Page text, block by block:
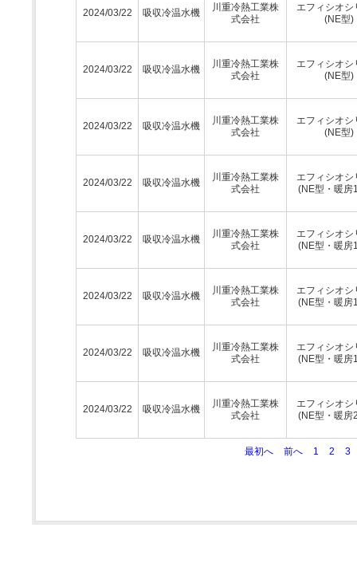
2024/03/22 吸収冷温水機
川重冷熱工業株
式会社
エフィシオシ
(NE型)
2024/03/22 吸収冷温水機
川重冷熱工業株
式会社
エフィシオシ
(NE型)
2024/03/22 吸収冷温水機
川重冷熱工業株
式会社
エフィシオシ
(NE型)
2024/03/22 吸収冷温水機
川重冷熱工業株
式会社
エフィシオシ
(NE型・暖房
2024/03/22 吸収冷温水機
川重冷熱工業株
式会社
エフィシオシ
(NE型・暖房
2024/03/22 吸収冷温水機
川重冷熱工業株
式会社
エフィシオシ
(NE型・暖房
2024/03/22 吸収冷温水機
川重冷熱工業株
式会社
エフィシオシ
(NE型・暖房
2024/03/22 吸収冷温水機
川重冷熱工業株
式会社
エフィシオシ
(NE型・暖房
最初へ 前へ 1 2 3